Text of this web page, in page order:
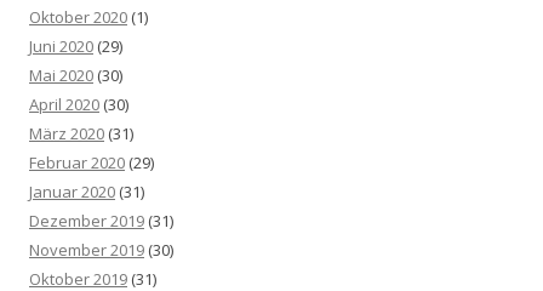
Oktober 2020 (1)
Juni 2020 (29)
Mai 2020 (30)
April 2020 (30)
März 2020 (31)
Februar 2020 (29)
Januar 2020 (31)
Dezember 2019 (31)
November 2019 (30)
Oktober 2019 (31)